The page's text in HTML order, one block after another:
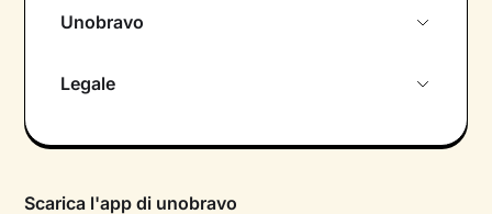
Unobravo
Psicologo in chat
Legale
Scarica l'app di unobravo